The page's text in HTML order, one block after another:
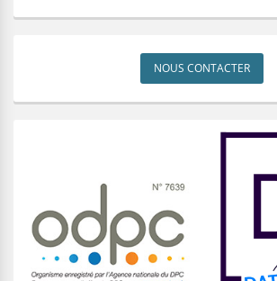
NOUS CONTACTER